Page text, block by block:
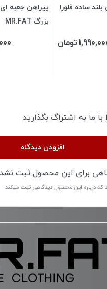
ساده فلورا
تومان
پیراهن جعبه
بزرگ MR.FAT
ما به اشتراگ بگذارید
افزودن دیدگاه
برای این محصول ثبت
که درباره این محصول دیدگاهی ثبت میکند